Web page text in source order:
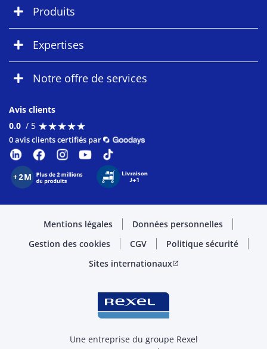
Produits
Expertises
Notre offre de services
Avis clients
0.0 / 5 ★★★★★
★★★★★
0 avis clients certifiés par
Mentions légales
Données personnelles
Gestion des cookies
CGV
Politique sécurité
Sites internationauxopen_in_new
Une entreprise du groupe Rexel